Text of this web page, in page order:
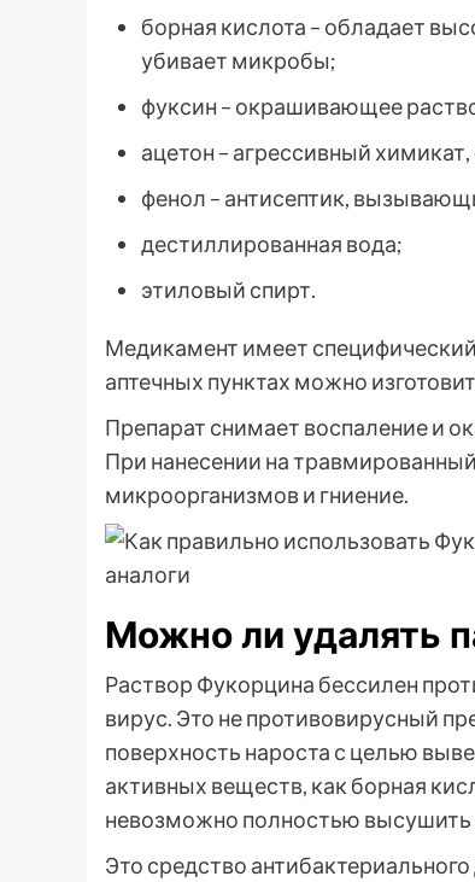
борная кислота – обладает
убивает микробы;
фуксин – окрашивающее
ацетон – агрессивный
фенол – антисептик,
дестиллированная вода;
этиловый спирт.
Медикамент имеет
аптечных пунктах можно
Препарат снимает воспаление и
При нанесении на
микроорганизмов и гниение.
Можно ли удалять
Раствор Фукорцина бессилен
вирус. Это не противовирусный
поверхность нароста с целью
активных веществ, как борная
невозможно полностью
Это средство